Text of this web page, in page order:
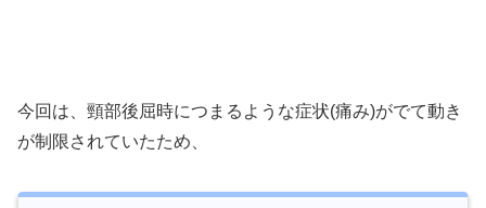
今回は、頸部後屈時につまるような症状(痛み)がでて動き
が制限されていたため、